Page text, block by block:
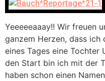
Yeeeeeaaay!! Wir freuen
ganzem Herzen, dass ich
eines Tages eine Tochter
den Start bin ich mit der
haben schon einen